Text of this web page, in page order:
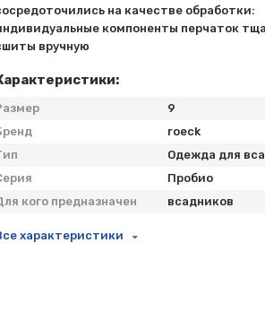
на качестве обработки:
компоненты перчаток
вручную
9
roeck
Одежда для
Пробио
кого предназначен
всадников
характеристики